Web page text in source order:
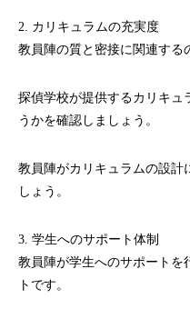
2. カリキュラムの充実度
教員陣の質と密接に関連する
探偵学校が提供するカリキュ
うかを確認しましょう。
教員陣がカリキュラムの設計
しょう。
3. 学生へのサポート体制
教員陣が学生へのサポートを
トです。